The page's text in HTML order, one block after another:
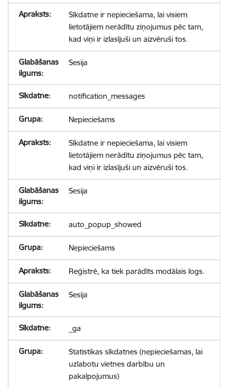
Sīkdatne ir nepieciešama, lai visiem
lietotājiem nerādītu ziņojumus pēc tam,
kad viņi ir izlasījuši un aizvēruši tos.
Sesija
notification_messages
Nepieciešams
Sīkdatne ir nepieciešama, lai visiem
lietotājiem nerādītu ziņojumus pēc tam,
kad viņi ir izlasījuši un aizvēruši tos.
Sesija
auto_popup_showed
Nepieciešams
Reģistrē, ka tiek parādīts modālais logs.
Sesija
_ga
Statistikas sīkdatnes (nepieciešamas, lai
uzlabotu vietnes darbību un
pakalpojumus)